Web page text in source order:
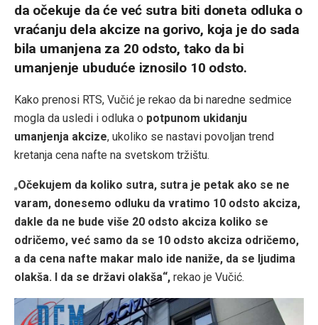
da očekuje da će već sutra biti doneta odluka o
vraćanju dela akcize na gorivo, koja je do sada
bila umanjena za 20 odsto, tako da bi
umanjenje ubuduće iznosilo 10 odsto.
Kako prenosi RTS, Vučić je rekao da bi naredne sedmice
mogla da usledi i odluka o potpunom ukidanju
umanjenja akcize, ukoliko se nastavi povoljan trend
kretanja cena nafte na svetskom tržištu.
„Očekujem da koliko sutra, sutra je petak ako se ne
varam, donesemo odluku da vratimo 10 odsto akciza,
dakle da ne bude više 20 odsto akciza koliko se
odričemo, već samo da se 10 odsto akciza odričemo,
a da cena nafte makar malo ide naniže, da se ljudima
olakša. I da se državi olakša“, rekao je Vučić.